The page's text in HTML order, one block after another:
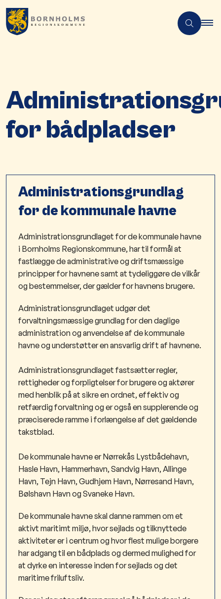
for bådpladser
Administrationsgrundlag
for de kommunale havne
Administrationsgrundlaget for de kommunale havne
i Bornholms Regionskommune, har til formål at
fastlægge de administrative og driftsmæssige
principper for havnene samt at tydeliggøre de vilkår
og bestemmelser, der gælder for havnens brugere.
Administrationsgrundlaget udgør det
forvaltningsmæssige grundlag for den daglige
administration og anvendelse af de kommunale
havne og understøtter en ansvarlig drift af havnene.
Administrationsgrundlaget fastsætter regler,
rettigheder og forpligtelser for brugere og aktører
med henblik på at sikre en ordnet, effektiv og
retfærdig forvaltning og er også en supplerende og
præciserede ramme i forlængelse af det gældende
takstblad.
De kommunale havne er Nørrekås Lystbådehavn,
Hasle Havn, Hammerhavn, Sandvig Havn, Allinge
Havn, Tejn Havn, Gudhjem Havn, Nørresand Havn,
Bølshavn Havn og Svaneke Havn.
De kommunale havne skal danne rammen om et
aktivt maritimt miljø, hvor sejlads og tilknyttede
aktiviteter er i centrum og hvor flest mulige borgere
har adgang til en bådplads og dermed mulighed for
at dyrke en interesse inden for sejlads og det
maritime friluftsliv.